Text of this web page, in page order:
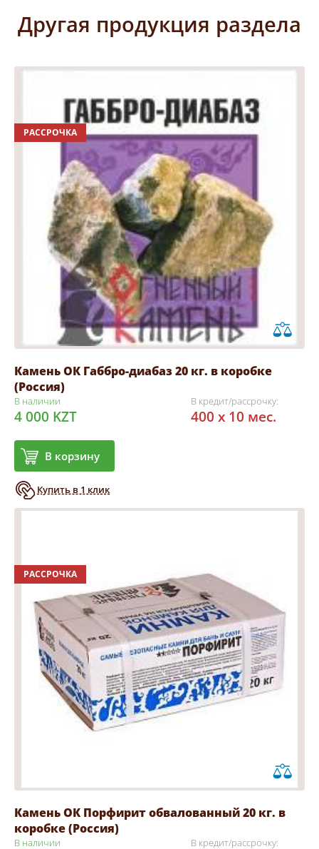
Другая продукция раздела
РАССРОЧКА
Камень ОК Габбро-диабаз 20 кг. в коробке
(Россия)
В наличии
4 000 KZT
В корзину
Купить в 1 клик
В кредит/рассрочку:
400 x 10 мес.
РАССРОЧКА
Камень ОК Порфирит обвалованный 20 кг. в
коробке (Россия)
В наличии В кредит/рассрочку: